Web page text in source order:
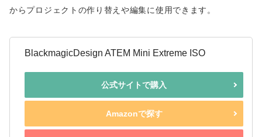
からプロジェクトの作り替えや編集に使用できます。
BlackmagicDesign ATEM Mini Extreme ISO
公式サイトで購入
Amazonで探す